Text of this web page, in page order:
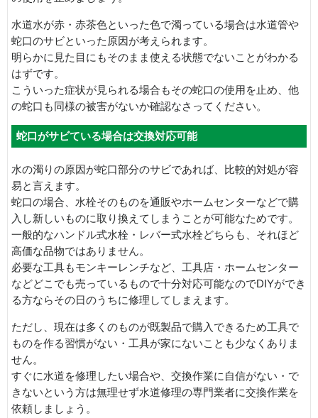
水道水が赤・赤茶色といった色で濁っている場合は水道管や
蛇口のサビといった原因が考えられます。
明らかに見た目にもそのまま使える状態でないことがわかる
はずです。
こういった症状が見られる場合もその蛇口の使用を止め、他
の蛇口も同様の被害がないか確認なさってください。
蛇口がサビている場合は交換対応可能
水の濁りの原因が蛇口部分のサビであれば、比較的対処が容
易と言えます。
蛇口の場合、水栓そのものを通販やホームセンターなどで購
入し新しいものに取り換えてしまうことが可能なためです。
一般的なハンドル式水栓・レバー式水栓どちらも、それほど
高価な品物ではありません。
必要な工具もモンキーレンチなど、工具店・ホームセンター
などどこでも売っているもので十分対応可能なのでDIYができ
る方ならその日のうちに修理してしまえます。
ただし、現在は多くのものが既製品で購入できるため工具で
ものを作る習慣がない・工具が家にないことも少なくありま
せん。
すぐに水道を修理したい場合や、交換作業に自信がない・で
きないという方は無理せず水道修理の専門業者に交換作業を
依頼しましょう。